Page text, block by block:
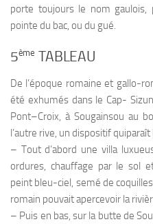
porte toujours le nom
pointe du bac, ou du gué.
5ème TABLEAU
De l’époque romaine et gallo-
été exhumés dans le Cap-
Pont–Croix, à Sougainsou au
l’autre rive, un dispositif
– Tout d’abord une villa
ordures, chauffage par le sol
peint bleu-ciel, semé de
romain pouvait apercevoir la
– Puis en bas, sur la butte de